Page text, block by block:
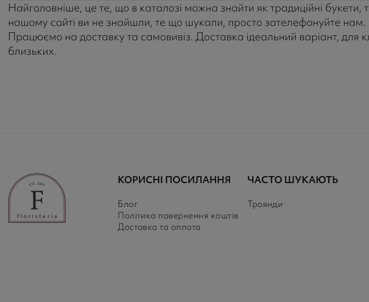
Найголовніше, це те, що в каталозі можна знайти як традиційні букети,
нашому сайті ви не знайшли, те що шукали, просто зателефонуйте
Працюємо на доставку та самовивіз. Доставка ідеальний варіант, для
близьких.
КОРИСНІ ПОСИЛАННЯ
Блог
Політика повернення коштів
Доставка та оплата
ЧАСТО ШУКАЮТЬ
Троянди